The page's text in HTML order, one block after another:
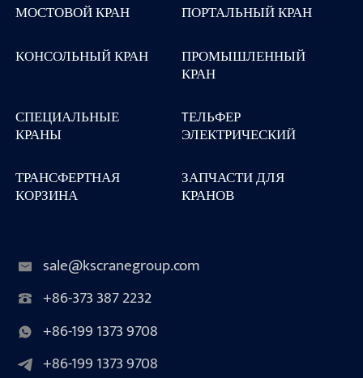
МОСТОВОЙ КРАН
ПОРТАЛЬНЫЙ КРАН
КОНСОЛЬНЫЙ КРАН
ПРОМЫШЛЕННЫЙ
КРАН
СПЕЦИАЛЬНЫЕ
КРАНЫ
TЕЛЬФЕР
ЭЛЕКТРИЧЕСКИЙ
ТРАНСФЕРТНАЯ
КОРЗИНА
ЗАПЧАСТИ ДЛЯ
КРАНОВ
sale@kscranegroup.com
+86-373 387 2232
+86-199 1373 9708
+86-199 1373 9708